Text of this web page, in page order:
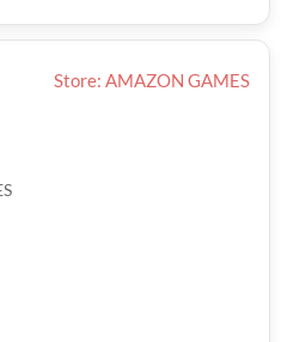
Store: AMAZON GAMES